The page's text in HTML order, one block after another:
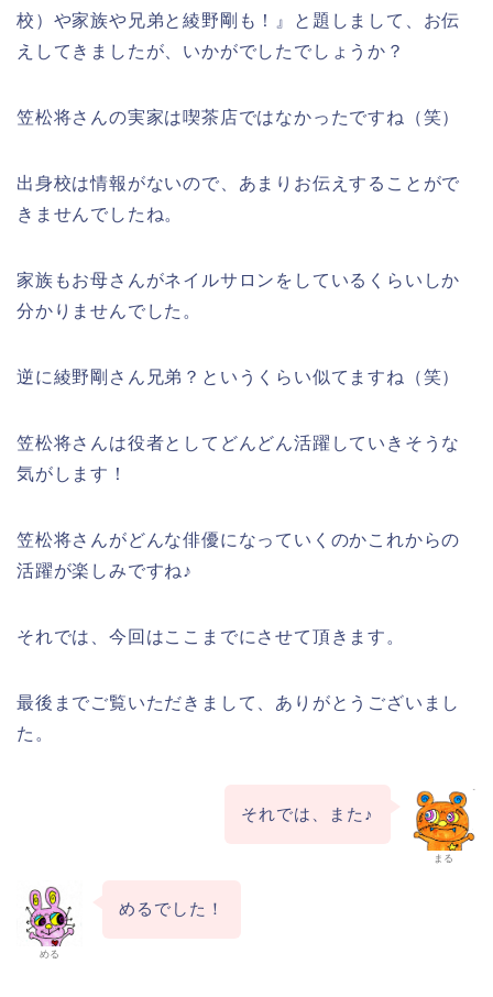
校）や家族や兄弟と綾野剛も！』と題しまして、お伝
えしてきましたが、いかがでしたでしょうか？
笠松将さんの実家は喫茶店ではなかったですね（笑）
出身校は情報がないので、あまりお伝えすることがで
きませんでしたね。
家族もお母さんがネイルサロンをしているくらいしか
分かりませんでした。
逆に綾野剛さん兄弟？というくらい似てますね（笑）
笠松将さんは役者としてどんどん活躍していきそうな
気がします！
笠松将さんがどんな俳優になっていくのかこれからの
活躍が楽しみですね♪
それでは、今回はここまでにさせて頂きます。
最後までご覧いただきまして、ありがとうございまし
た。
まる
それでは、また♪
める
めるでした！